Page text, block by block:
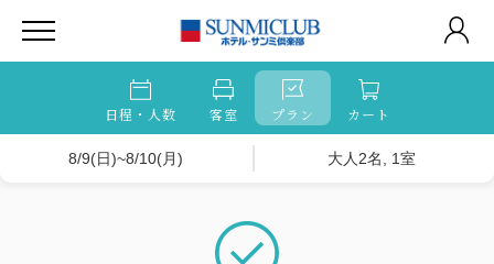
日程・人数 客室 プラン カート
8/9(日)~8/10(月) 大人2名, 1室